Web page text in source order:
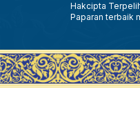
Hakcipta
Paparan terbaik